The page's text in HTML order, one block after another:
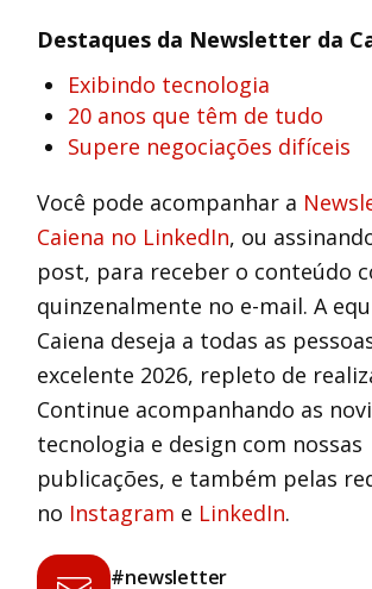
Destaques da Newsletter da
Exibindo tecnologia
20 anos que têm de tudo
Supere negociações difíceis
Você pode acompanhar a
Caiena no LinkedIn, ou
post, para receber o conteúdo
quinzenalmente no e-mail. A
Caiena deseja a todas as
excelente 2026, repleto de
Continue acompanhando as
tecnologia e design com nossas
publicações, e também pelas
no Instagram e LinkedIn.
#newsletter